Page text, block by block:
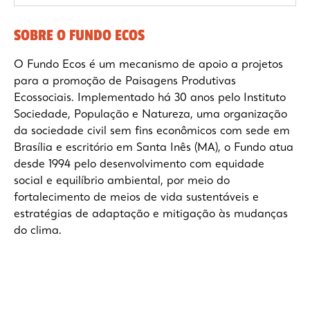
SOBRE O FUNDO ECOS
O Fundo Ecos é um mecanismo de apoio a projetos
para a promoção de Paisagens Produtivas
Ecossociais. Implementado há 30 anos pelo Instituto
Sociedade, População e Natureza, uma organização
da sociedade civil sem fins econômicos com sede em
Brasília e escritório em Santa Inês (MA), o Fundo atua
desde 1994 pelo desenvolvimento com equidade
social e equilíbrio ambiental, por meio do
fortalecimento de meios de vida sustentáveis e
estratégias de adaptação e mitigação às mudanças
do clima.